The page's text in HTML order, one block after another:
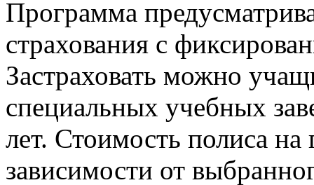
Программа
страхования с
Застраховать можно
специальных учебных
лет. Стоимость полиса
зависимости от